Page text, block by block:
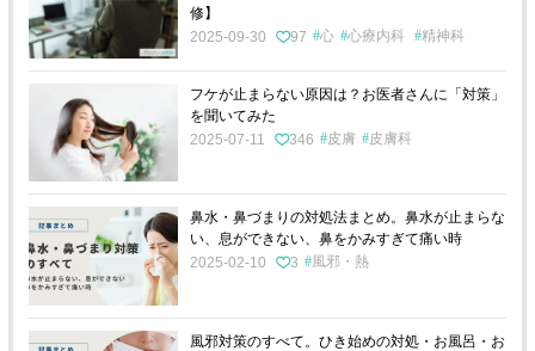
修】
2025-09-30
97 心 心療内科 精神科
フケが止まらない原因は？お医者さんに「対策」
を聞いてみた
2025-07-11
346 皮膚 皮膚科
鼻水・鼻づまりの対処法まとめ。鼻水が止まらな
い、息ができない、鼻をかみすぎて痛い時
2025-02-10
3 風邪・熱
風邪対策のすべて。ひき始めの対処・お風呂・お